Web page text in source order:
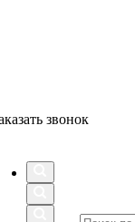
звонок